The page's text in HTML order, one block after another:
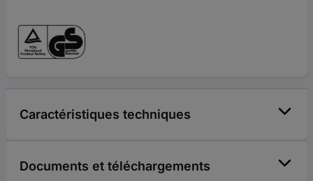
Caractéristiques techniques
Documents et téléchargements